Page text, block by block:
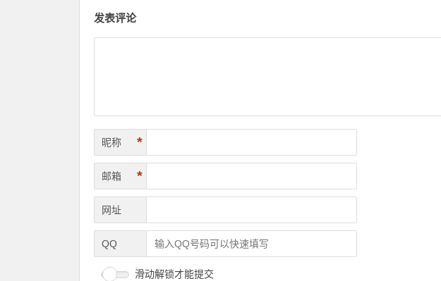
发表评论
昵称 *
邮箱 *
网址
QQ
滑动解锁才能提交